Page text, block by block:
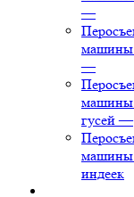
—
машины
—
машины
гусей —
машины
индеек